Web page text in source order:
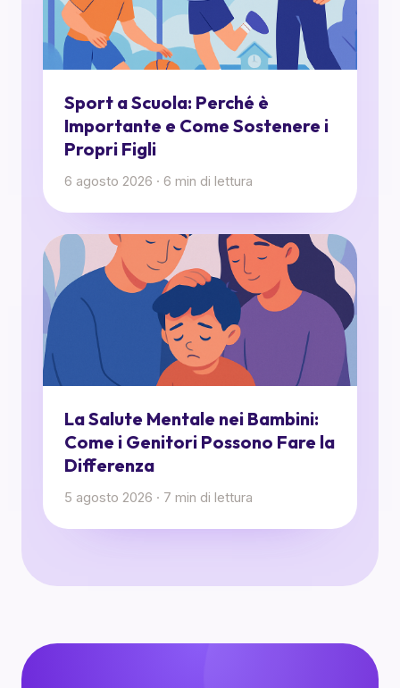
Sport a Scuola: Perché è
Importante e Come Sostenere i
Propri Figli
6 agosto 2026 · 6 min di lettura
La Salute Mentale nei Bambini:
Come i Genitori Possono Fare la
Differenza
5 agosto 2026 · 7 min di lettura